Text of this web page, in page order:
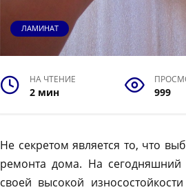
ЛАМИНАТ
НА ЧТЕНИЕ
2 мин 999
Не секретом является то, что
ремонта дома. На
своей высокой